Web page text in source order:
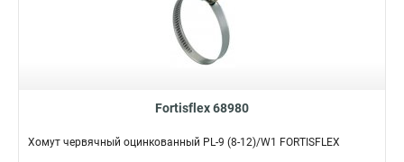
Fortisflex 68980
Хомут червячный оцинкованный PL-9 (8-12)/W1 FORTISFLEX